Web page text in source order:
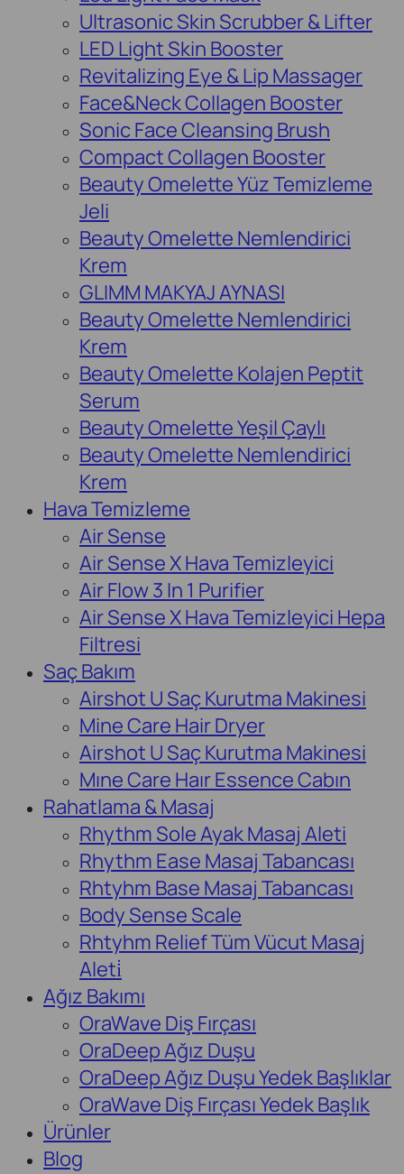
Ultrasonic Skin Scrubber & Lifter
LED Light Skin Booster
Revitalizing Eye & Lip Massager
Face&Neck Collagen Booster
Sonic Face Cleansing Brush
Compact Collagen Booster
Beauty Omelette Yüz Temizleme
Jeli
Beauty Omelette Nemlendirici
Krem
GLIMM MAKYAJ AYNASI
Beauty Omelette Nemlendirici
Krem
Beauty Omelette Kolajen Peptit
Serum
Beauty Omelette Yeşil Çaylı
Beauty Omelette Nemlendirici
Krem
Hava Temizleme
Air Sense
Air Sense X Hava Temizleyici
Air Flow 3 In 1 Purifier
Air Sense X Hava Temizleyici Hepa
Filtresi
Saç Bakım
Airshot U Saç Kurutma Makinesi
Mine Care Hair Dryer
Airshot U Saç Kurutma Makinesi
Mıne Care Haır Essence Cabın
Rahatlama & Masaj
Rhythm Sole Ayak Masaj Aleti
Rhythm Ease Masaj Tabancası
Rhtyhm Base Masaj Tabancası
Body Sense Scale
Rhtyhm Relief Tüm Vücut Masaj
Aleti̇
Ağız Bakımı
OraWave Diş Fırçası
OraDeep Ağız Duşu
OraDeep Ağız Duşu Yedek Başlıklar
OraWave Diş Fırçası Yedek Başlık
Ürünler
Blog